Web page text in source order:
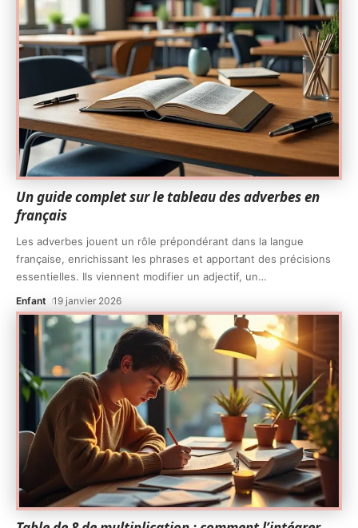
Un guide complet sur le tableau des adverbes en
français
Les adverbes jouent un rôle prépondérant dans la langue
française, enrichissant les phrases et apportant des précisions
essentielles. Ils viennent modifier un adjectif, un…
Enfant 19 janvier 2026